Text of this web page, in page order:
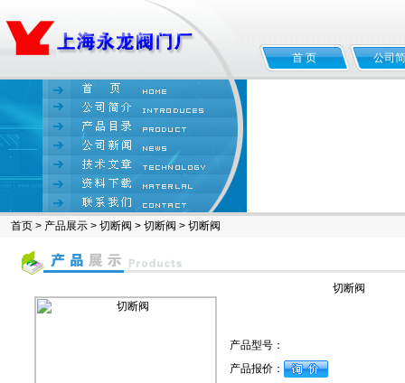
首 页 公司
首页 > 产品展示 > 切断阀 > 切断阀 > 切断阀
切断阀
产品型号：
产品报价：